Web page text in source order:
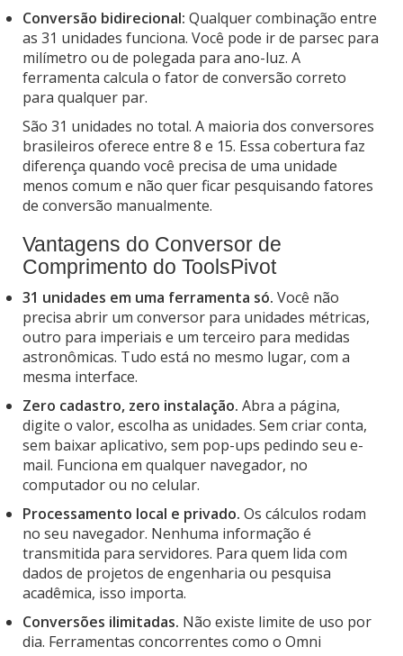
Conversão bidirecional: Qualquer combinação entre
as 31 unidades funciona. Você pode ir de parsec para
milímetro ou de polegada para ano-luz. A
ferramenta calcula o fator de conversão correto
para qualquer par.
São 31 unidades no total. A maioria dos conversores
brasileiros oferece entre 8 e 15. Essa cobertura faz
diferença quando você precisa de uma unidade
menos comum e não quer ficar pesquisando fatores
de conversão manualmente.
Vantagens do Conversor de
Comprimento do ToolsPivot
31 unidades em uma ferramenta só. Você não
precisa abrir um conversor para unidades métricas,
outro para imperiais e um terceiro para medidas
astronômicas. Tudo está no mesmo lugar, com a
mesma interface.
Zero cadastro, zero instalação. Abra a página,
digite o valor, escolha as unidades. Sem criar conta,
sem baixar aplicativo, sem pop-ups pedindo seu e-
mail. Funciona em qualquer navegador, no
computador ou no celular.
Processamento local e privado. Os cálculos rodam
no seu navegador. Nenhuma informação é
transmitida para servidores. Para quem lida com
dados de projetos de engenharia ou pesquisa
acadêmica, isso importa.
Conversões ilimitadas. Não existe limite de uso por
dia. Ferramentas concorrentes como o Omni